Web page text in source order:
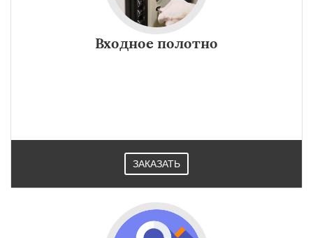
Входное полотно
ЗАКАЗАТЬ